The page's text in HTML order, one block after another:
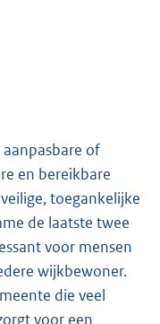
of
en bereikbare
toegankelijke
de laatste twee
voor mensen
wijkbewoner.
die veel
voor een